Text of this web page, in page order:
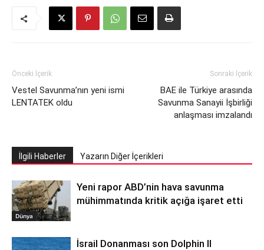
Önceki İçerik
Vestel Savunma’nın yeni ismi
LENTATEK oldu
Sonraki İçerik
BAE ile Türkiye arasında
Savunma Sanayii İşbirliği
anlaşması imzalandı
İlgili Haberler Yazarın Diğer İçerikleri
Dünya
Yeni rapor ABD’nin hava savunma
mühimmatında kritik açığa işaret etti
İsrail Donanması son Dolphin II